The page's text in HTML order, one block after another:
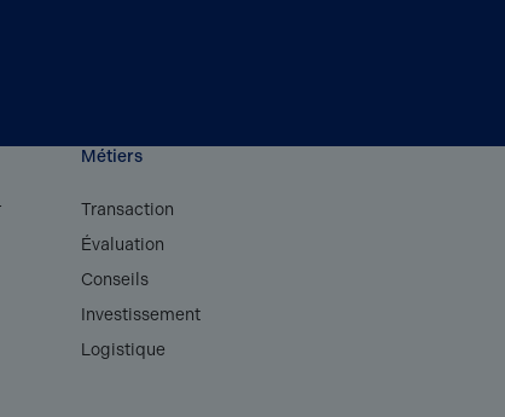
Métiers
Transaction
Évaluation
Conseils
Investissement
Logistique